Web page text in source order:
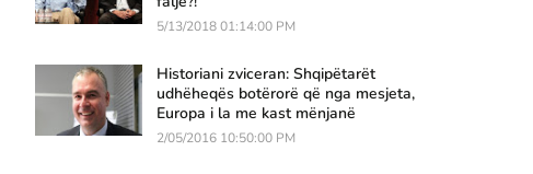
5/13/2018 01:14:00 PM
Historiani zviceran: Shqipëtarët
udhëheqës botërorë që nga mesjeta,
Europa i la me kast mënjanë
2/05/2016 10:50:00 PM